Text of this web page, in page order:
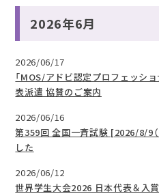
2026年6月
2026/06/17
「MOS/アドビ認定プロフェッシ
表派遣 協賛のご案内
2026/06/16
第359回 全国一斉試験 [2026/8/9
した
2026/06/12
世界学生大会2026 日本代表＆入